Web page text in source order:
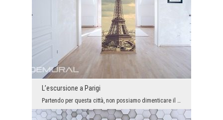
L’escursione a Parigi